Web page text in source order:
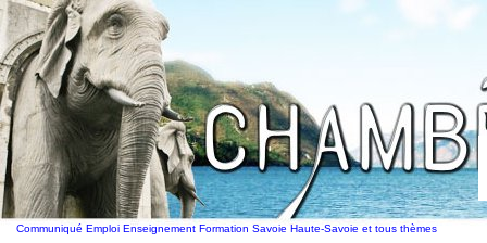
Communiqué Emploi Enseignement Formation Savoie Haute-Savoie et tous thèmes